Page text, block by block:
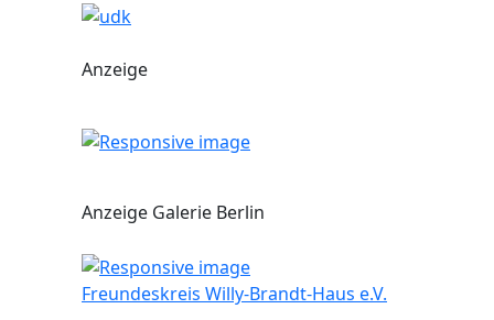
Anzeige
Anzeige Galerie Berlin
Freundeskreis Willy-Brandt-Haus e.V.